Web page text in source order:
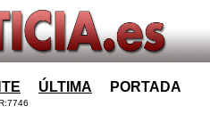
ÚLTIMA PORTADA